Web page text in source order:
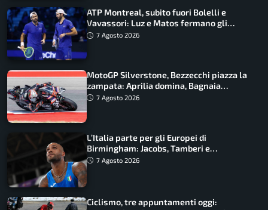
ATP Montreal, subito fuori Bolelli e
Vavassori: Luz e Matos fermano gli
azzurri
7 Agosto 2026
MotoGP Silverstone, Bezzecchi piazza la
zampata: Aprilia domina, Bagnaia
costretto al Q1
7 Agosto 2026
L’Italia parte per gli Europei di
Birmingham: Jacobs, Tamberi e
Battocletti guidano una spedizione
7 Agosto 2026
Ciclismo, tre appuntamenti oggi: